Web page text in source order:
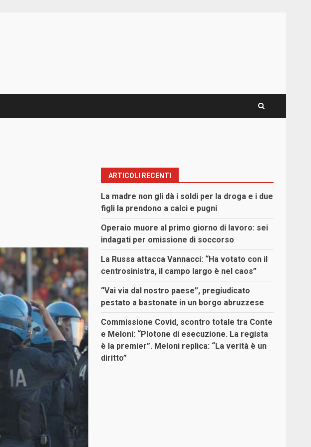
ARTICOLI RECENTI
La madre non gli dà i soldi per la droga e i due
figli la prendono a calci e pugni
Operaio muore al primo giorno di lavoro: sei
indagati per omissione di soccorso
La Russa attacca Vannacci: “Ha votato con il
centrosinistra, il campo largo è nel caos”
“Vai via dal nostro paese”, pregiudicato
pestato a bastonate in un borgo abruzzese
Commissione Covid, scontro totale tra Conte
e Meloni: “Plotone di esecuzione. La regista
è la premier”. Meloni replica: “La verità è un
diritto”